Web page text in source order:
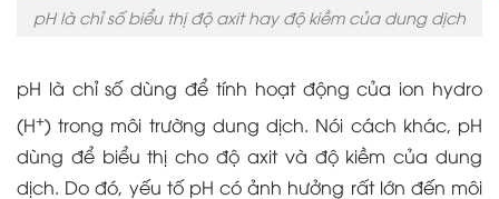
pH là chỉ số biểu thị độ axit hay độ kiềm của dung dịch
pH là chỉ số dùng để tính hoạt động của ion hydro
(H+) trong môi trường dung dịch. Nói cách khác, pH
dùng để biểu thị cho độ axit và độ kiềm của dung
dịch. Do đó, yếu tố pH có ảnh hưởng rất lớn đến môi